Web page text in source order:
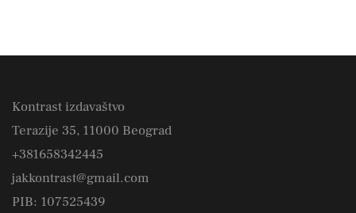
Kontrast izdavaštvo
Terazije 35, 11000 Beograd
+381658342445
jakkontrast@gmail.com
PIB: 107525439